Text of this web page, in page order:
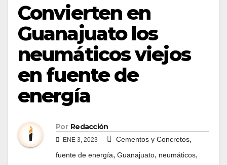
Convierten en
Guanajuato los
neumáticos viejos
en fuente de
energía
Por Redacción
ENE 3, 2023 Cementos y Concretos,
fuente de energía, Guanajuato, neumáticos,